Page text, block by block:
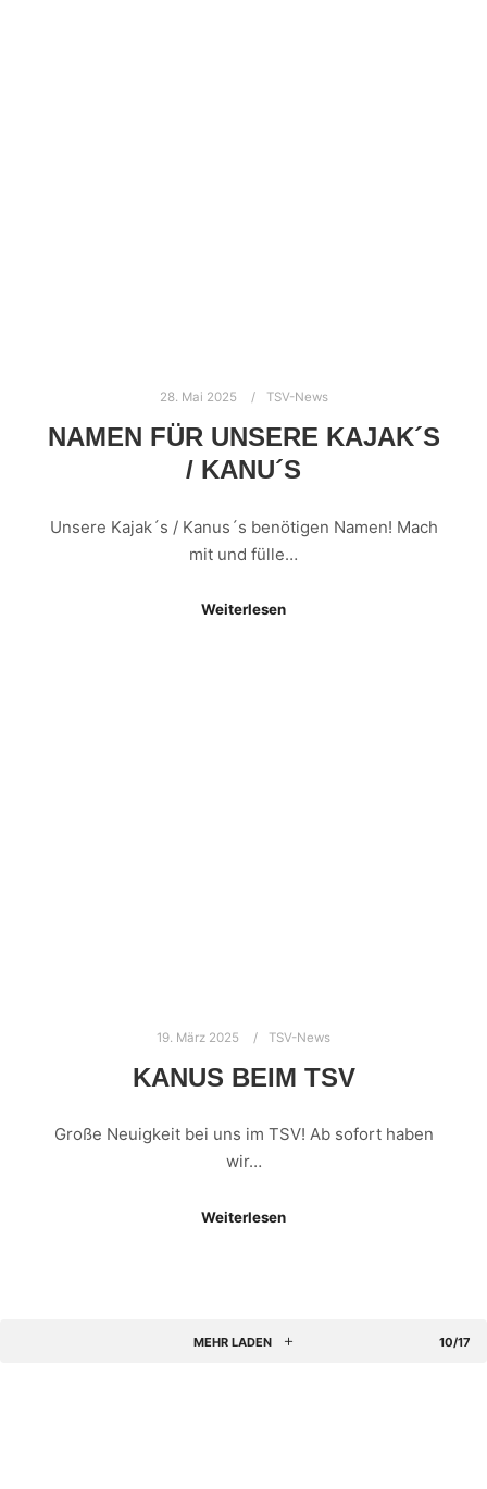
28. Mai 2025 TSV-News
NAMEN FÜR UNSERE KAJAK´S
/ KANU´S
Unsere Kajak´s / Kanus´s benötigen Namen! Mach
mit und fülle…
Weiterlesen
19. März 2025 TSV-News
KANUS BEIM TSV
Große Neuigkeit bei uns im TSV! Ab sofort haben
wir…
Weiterlesen
MEHR LADEN 10/17